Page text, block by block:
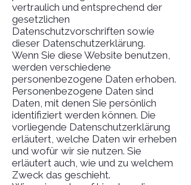
vertraulich und entsprechend der
gesetzlichen
Datenschutzvorschriften sowie
dieser Datenschutzerklärung.
Wenn Sie diese Website benutzen,
werden verschiedene
personenbezogene Daten erhoben.
Personenbezogene Daten sind
Daten, mit denen Sie persönlich
identifiziert werden können. Die
vorliegende Datenschutzerklärung
erläutert, welche Daten wir erheben
und wofür wir sie nutzen. Sie
erläutert auch, wie und zu welchem
Zweck das geschieht.